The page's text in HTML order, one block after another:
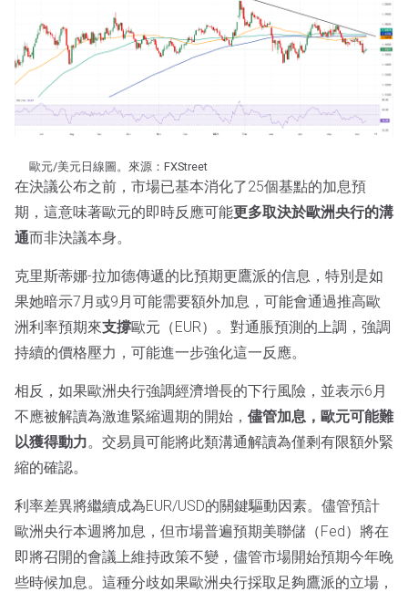
歐元/美元日線圖。來源：FXStreet
在決議公布之前，市場已基本消化了25個基點的加息預
期，這意味著歐元的即時反應可能更多取決於歐洲央行的溝
通而非決議本身。
克里斯蒂娜-拉加德傳遞的比預期更鷹派的信息，特別是如
果她暗示7月或9月可能需要額外加息，可能會通過推高歐
洲利率預期來支撐歐元（EUR）。對通脹預測的上調，強調
持續的價格壓力，可能進一步強化這一反應。
相反，如果歐洲央行強調經濟增長的下行風險，並表示6月
不應被解讀為激進緊縮週期的開始， 儘管加息，歐元可能難
以獲得動力。交易員可能將此類溝通解讀為僅剩有限額外緊
縮的確認。
利率差異將繼續成為EUR/USD的關鍵驅動因素。儘管預計
歐洲央行本週將加息，但市場普遍預期美聯儲（Fed）將在
即將召開的會議上維持政策不變，儘管市場開始預期今年晚
些時候加息。這種分歧如果歐洲央行採取足夠鷹派的立場，